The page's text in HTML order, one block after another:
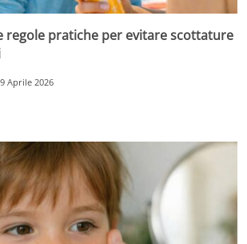
regole pratiche per evitare scottature
Aprile 2026